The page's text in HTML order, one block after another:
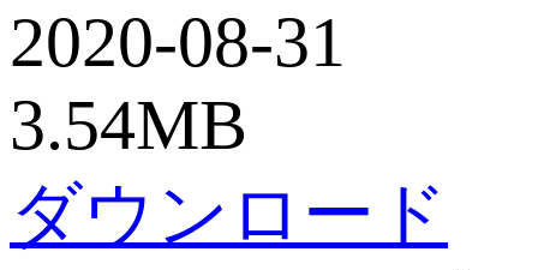
2020-08-31
3.54MB
ダウンロード